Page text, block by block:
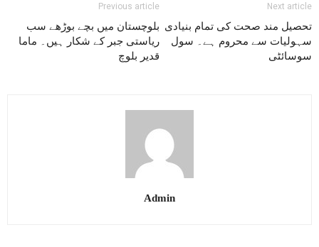
Previous article
بلوچستان میں بچے بوڑھے سب
ریاستی جبر کے شکار ہیں۔ ماما
قدیر بلوچ
Next article
تحصیل مند صحت کی تمام بنیادی
سہولیات سے محروم ہے۔ سول
سوسائٹی
Admin